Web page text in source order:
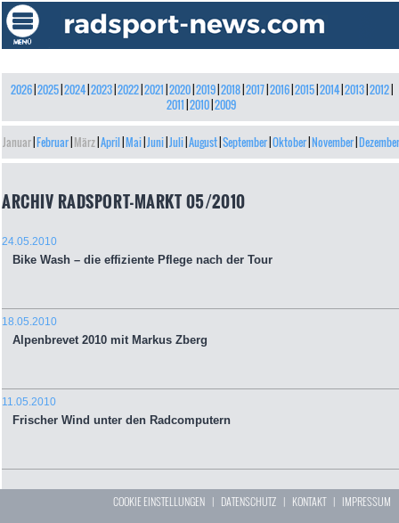
2026| 2025| 2024| 2023| 2022| 2021 2020| 2019| 2018| 2017| 2016| 2015| 2014| 2013| 2012|
2011 2010 2009
Januar Februar März April Mai Juni Juli August September Oktober November Dezember
ARCHIV RADSPORT-MARKT 05/2010
24.05.2010
Bike Wash – die effiziente Pflege nach der Tour
18.05.2010
Alpenbrevet 2010 mit Markus Zberg
11.05.2010
Frischer Wind unter den Radcomputern
COOKIE EINSTELLUNGEN | DATENSCHUTZ | KONTAKT| IMPRESSUM